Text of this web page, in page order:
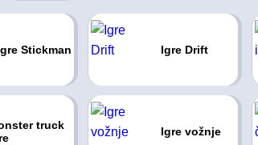
Stickman Igre Drift
truck
Igre vožnje